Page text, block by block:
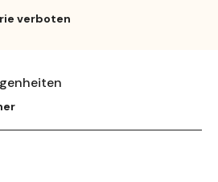
verboten